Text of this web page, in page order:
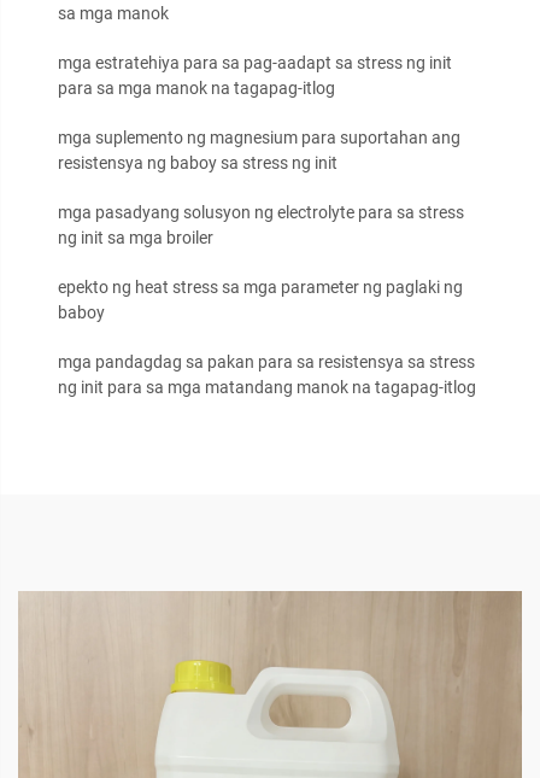
sa mga manok
mga estratehiya para sa pag-aadapt sa stress ng init
para sa mga manok na tagapag-itlog
mga suplemento ng magnesium para suportahan ang
resistensya ng baboy sa stress ng init
mga pasadyang solusyon ng electrolyte para sa stress
ng init sa mga broiler
epekto ng heat stress sa mga parameter ng paglaki ng
baboy
mga pandagdag sa pakan para sa resistensya sa stress
ng init para sa mga matandang manok na tagapag-itlog